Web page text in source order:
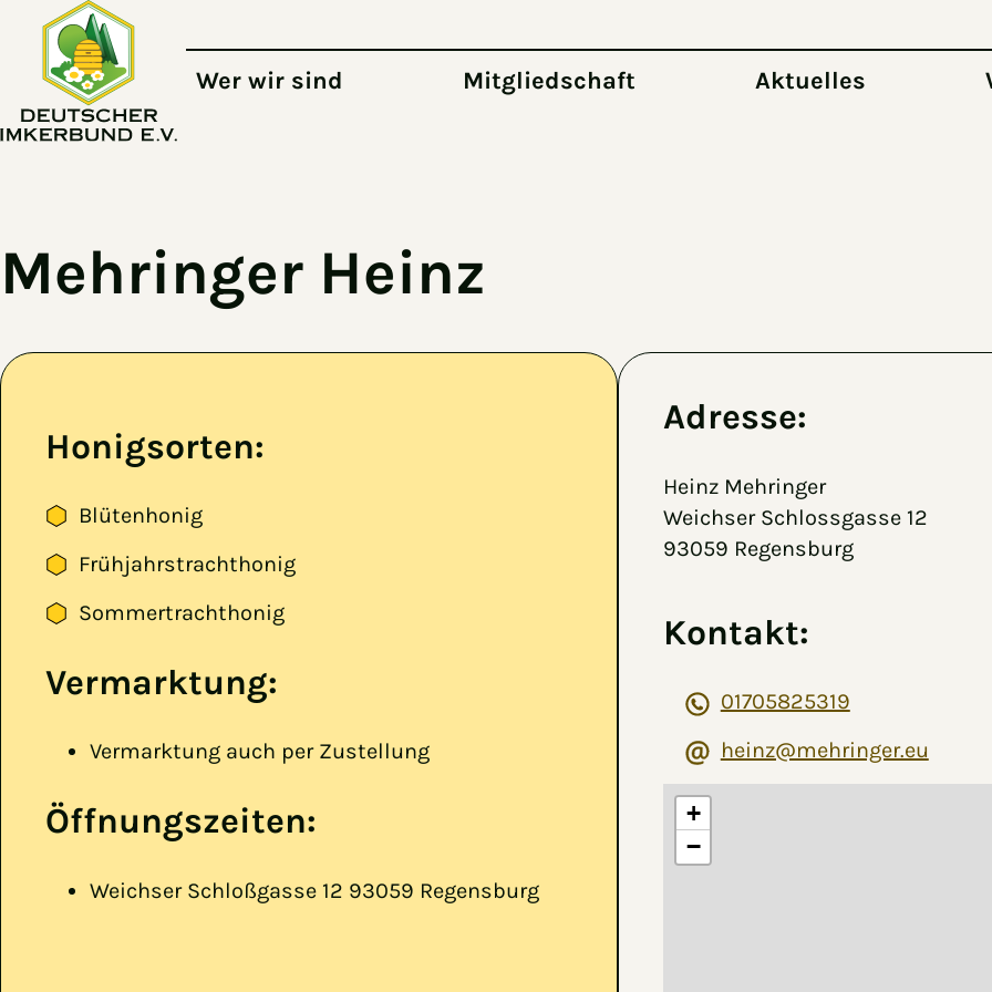
Zum Hauptinhalt springen
Wer wir sind Mitgliedschaft Aktuelles
Mehringer Heinz
Honigsorten:
Blütenhonig
Frühjahrstrachthonig
Sommertrachthonig
Vermarktung:
Vermarktung auch per Zustellung
Öffnungszeiten:
Weichser Schloßgasse 12 93059 Regensburg
Adresse:
Heinz Mehringer
Weichser Schlossgasse 12
93059 Regensburg
Kontakt:
01705825319
heinz@mehringer.eu
+
−